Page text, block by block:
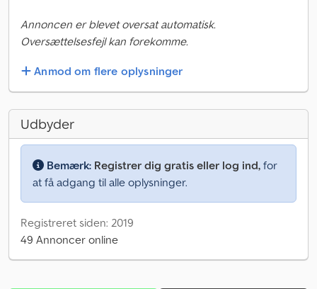
Annoncen er blevet oversat automatisk.
Oversættelsesfejl kan forekomme.
Anmod om flere oplysninger
Udbyder
Bemærk: Registrer dig gratis eller log ind, for
at få adgang til alle oplysninger.
Registreret siden: 2019
49 Annoncer online